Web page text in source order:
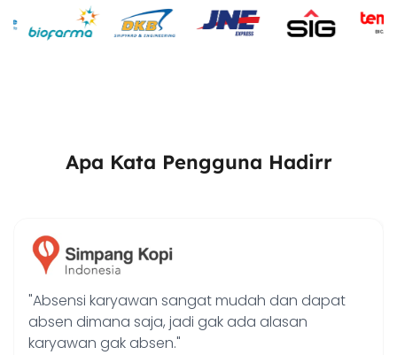
Apa Kata Pengguna Hadirr
"Dengan Hadirr saya bisa terbantu dalam
memantau kinerja dan pencapaian aktif outlet
serta target penjualan tim sales saya."